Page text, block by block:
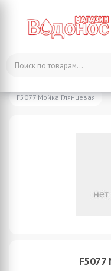
Каталог
F5077 Мойка Глянцевая
F5077